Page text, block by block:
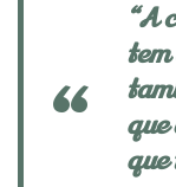
“A
tem
que